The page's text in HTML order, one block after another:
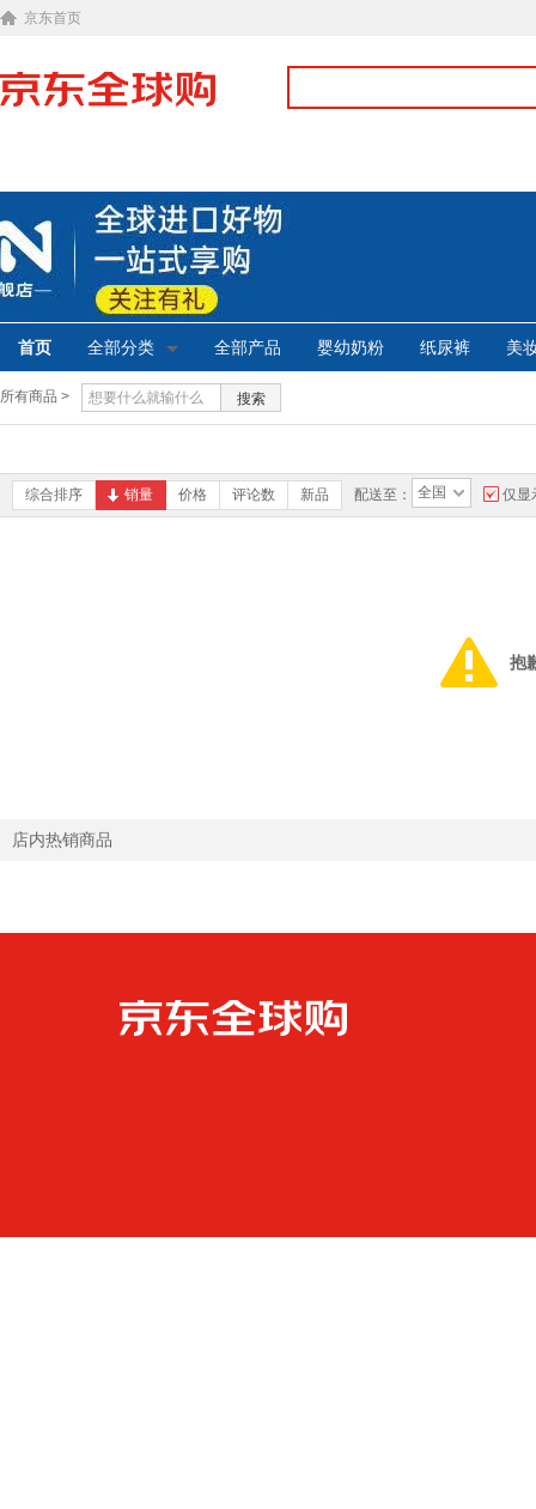
京东首页
首页 全部分类 全部产品 婴幼奶粉 纸尿裤 美
所有商品 > 搜索
综合排序 销量 价格 评论数 新品 配送至： 全国 仅显
抱
店内热销商品